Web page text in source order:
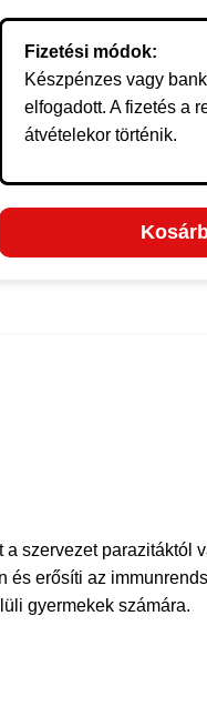
Fizetési módok:
Készpénzes vagy
elfogadott. A fizetés a
átvételekor történik.
szervezet parazitáktól
és erősíti az
gyermekek számára.